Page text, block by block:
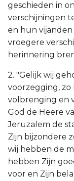
geschieden in
verschijningen
en hun
vroegere
herinnering
2. "Gelijk wij
voorzegging, zo
volbrenging en
God de Heere
Jeruzalem de
Zijn bijzondere
wij hebben de
hebben Zijn
voor en Zijn